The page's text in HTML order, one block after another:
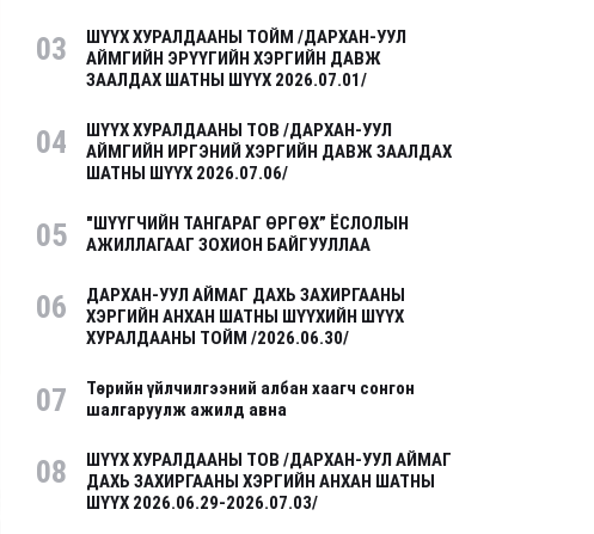
03
ШҮҮХ ХУРАЛДААНЫ ТОЙМ /ДАРХАН-УУЛ
АЙМГИЙН ЭРҮҮГИЙН ХЭРГИЙН ДАВЖ
ЗААЛДАХ ШАТНЫ ШҮҮХ 2026.07.01/
04
ШҮҮХ ХУРАЛДААНЫ ТОВ /ДАРХАН-УУЛ
АЙМГИЙН ИРГЭНИЙ ХЭРГИЙН ДАВЖ ЗААЛДАХ
ШАТНЫ ШҮҮХ 2026.07.06/
05
"ШҮҮГЧИЙН ТАНГАРАГ ӨРГӨХ” ЁСЛОЛЫН
АЖИЛЛАГААГ ЗОХИОН БАЙГУУЛЛАА
06
ДАРХАН-УУЛ АЙМАГ ДАХЬ ЗАХИРГААНЫ
ХЭРГИЙН АНХАН ШАТНЫ ШҮҮХИЙН ШҮҮХ
ХУРАЛДААНЫ ТОЙМ /2026.06.30/
07
Төрийн үйлчилгээний албан хаагч сонгон
шалгаруулж ажилд авна
08
ШҮҮХ ХУРАЛДААНЫ ТОВ /ДАРХАН-УУЛ АЙМАГ
ДАХЬ ЗАХИРГААНЫ ХЭРГИЙН АНХАН ШАТНЫ
ШҮҮХ 2026.06.29-2026.07.03/